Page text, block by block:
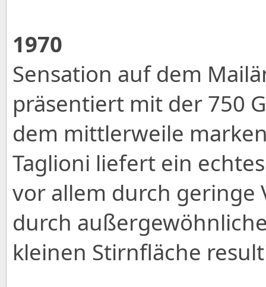
1970
Sensation auf dem
präsentiert mit der 750
dem mittlerweile
Taglioni liefert ein
vor allem durch geringe
durch
kleinen Stirnfläche